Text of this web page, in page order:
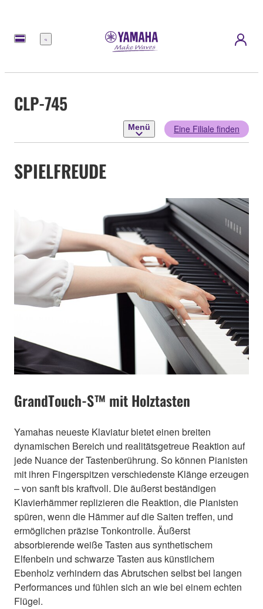
Menü
CLP-745
Menü Eine Filiale finden
SPIELFREUDE
GrandTouch-S™ mit Holztasten
Yamahas neueste Klaviatur bietet einen breiten
dynamischen Bereich und realitätsgetreue Reaktion auf
jede Nuance der Tastenberührung. So können Pianisten
mit ihren Fingerspitzen verschiedenste Klänge erzeugen
– von sanft bis kraftvoll. Die äußerst beständigen
Klavierhämmer replizieren die Reaktion, die Pianisten
spüren, wenn die Hämmer auf die Saiten treffen, und
ermöglichen präzise Tonkontrolle. Äußerst
absorbierende weiße Tasten aus synthetischem
Elfenbein und schwarze Tasten aus künstlichem
Ebenholz verhindern das Abrutschen selbst bei langen
Performances und fühlen sich an wie bei einem echten
Flügel.